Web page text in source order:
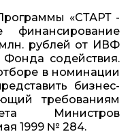
«СТАРТ -
финансирование
млн. рублей от ИВФ
содействия.
в номинации
бизнес-
требованиям
Министров
1999 № 284.